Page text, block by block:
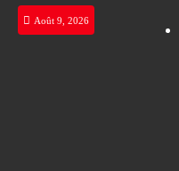
Août 9, 2026